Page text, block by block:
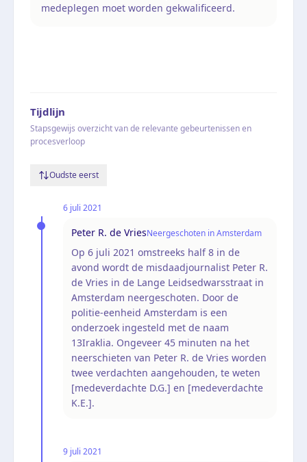
medeplegen moet worden gekwalificeerd.
Tijdlijn
Stapsgewijs overzicht van de relevante gebeurtenissen en
procesverloop
Oudste eerst
6 juli 2021
Peter R. de VriesNeergeschoten in Amsterdam
Op 6 juli 2021 omstreeks half 8 in de
avond wordt de misdaadjournalist Peter R.
de Vries in de Lange Leidsedwarsstraat in
Amsterdam neergeschoten. Door de
politie-eenheid Amsterdam is een
onderzoek ingesteld met de naam
13Iraklia. Ongeveer 45 minuten na het
neerschieten van Peter R. de Vries worden
twee verdachten aangehouden, te weten
[medeverdachte D.G.] en [medeverdachte
K.E.].
9 juli 2021